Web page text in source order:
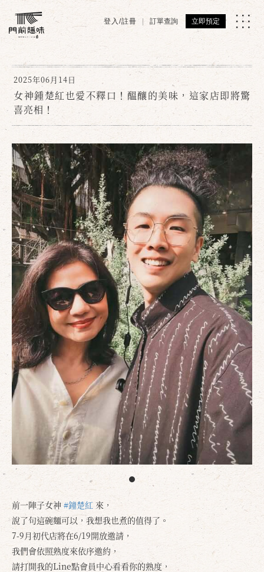
登入/註冊 訂單查詢 立即預定
2025年06月14日
女神鍾楚紅也愛不釋口！醞釀的美味，這家店即將驚
喜亮相！
前一陣子女神 #鐘楚紅 來，
說了句這碗麵可以，我想我也煮的值得了。
7-9月初代店將在6/19開放邀請，
我們會依照熟度來依序邀約，
請打開我的Line點會員中心看看你的熟度，